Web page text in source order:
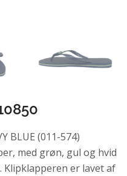
BLUE (011-574)
med grøn, gul og hvid
Klipklapperen er lavet af